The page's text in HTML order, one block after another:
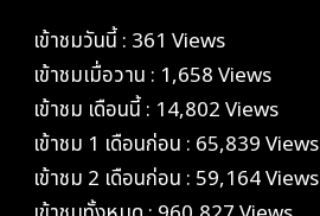
เข้าชมวันนี้ : 361 Views
เข้าชมเมื่อวาน : 1,658 Views
เข้าชม เดือนนี้ : 14,802 Views
เข้าชม 1 เดือนก่อน : 65,839 Views
เข้าชม 2 เดือนก่อน : 59,164 Views